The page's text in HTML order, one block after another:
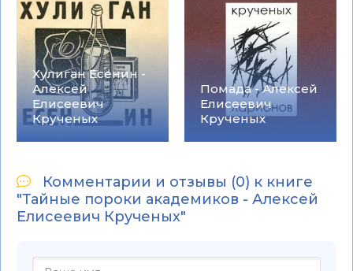
Хулиган Есенин -
Алексей
Елисеевич
Крученых
Помада - Алексей
Елисеевич
Крученых
Комментарии и отзывы (0) к книге
"Тайные пороки академиков - Алексей
Елисеевич Крученых"